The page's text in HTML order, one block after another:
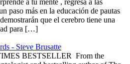
a tu mente , regresa a las
paso más en la educación de pautas
que el cerebro tiene una
para […]
- Steve Brusatte
BESTSELLER ​​​ From the